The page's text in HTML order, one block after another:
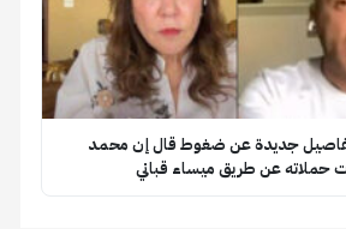
جديدة عن ضغوط قال إن محمد
حملاته عن طريق ميساء قباني